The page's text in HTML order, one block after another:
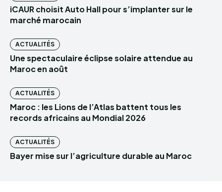
iCAUR choisit Auto Hall pour s’implanter sur le
marché marocain
ACTUALITÉS
Une spectaculaire éclipse solaire attendue au
Maroc en août
ACTUALITÉS
Maroc : les Lions de l’Atlas battent tous les
records africains au Mondial 2026
ACTUALITÉS
Bayer mise sur l’agriculture durable au Maroc